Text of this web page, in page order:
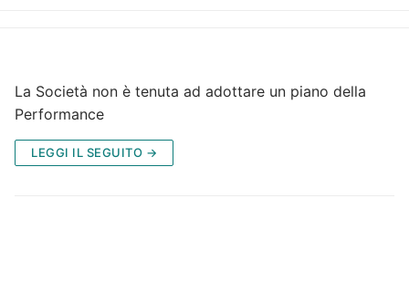
La Società non è tenuta ad adottare un piano della
Performance
LEGGI IL SEGUITO →